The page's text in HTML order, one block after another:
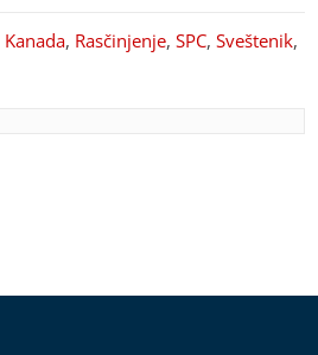
Kanada, Rasčinjenje,SPC,Sveštenik,